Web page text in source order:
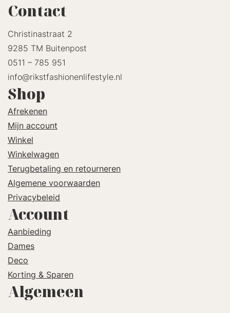
Contact
Christinastraat 2
9285 TM Buitenpost
0511 – 785 951
info@rikstfashionenlifestyle.nl
Shop
Afrekenen
Mijn account
Winkel
Winkelwagen
Terugbetaling en retourneren
Algemene voorwaarden
Privacybeleid
Account
Aanbieding
Dames
Deco
Korting & Sparen
Algemeen